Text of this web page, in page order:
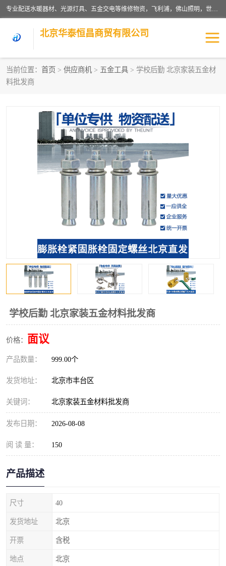
专业配送水暖器材、光源灯具、五金交电等维修物资，飞利浦，佛山照明，世达，博世，九牧，特陶等各产品涉及国内外知名品牌。公司专注与物业、学校、酒店、工厂等单位合作，提供一站式配送服务，降低客户综合成本。依托电子商务改变传统模式，以专业的团队为客户提供24H物资配送到达，货到月结、统一开票，便捷退换等服务，提高了企业的运营效率。
北京华泰恒昌商贸有限公司
当前位置： 首页 > 供应商机 > 五金工具 > 学校后勤 北京家装五金材
料批发商
学校后勤 北京家装五金材料批发商
价格： 面议
产品数量： 999.00个
发货地址： 北京市丰台区
关键词： 北京家装五金材料批发商
发布日期： 2026-08-08
阅 读 量： 150
产品描述
尺寸 40
发货地址 北京
开票 含税
地点 北京
水暖阀门
五金工具 涂料辅材